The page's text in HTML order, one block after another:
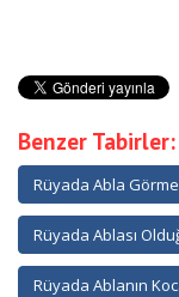
Benzer Tabirler:
Rüyada Abla
Rüyada Ablası
Rüyada Ablanın